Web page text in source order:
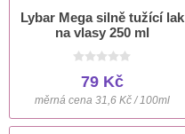
Lybar Mega silně tužící lak
na vlasy 250 ml
79 Kč
měrná cena 31,6 Kč / 100ml